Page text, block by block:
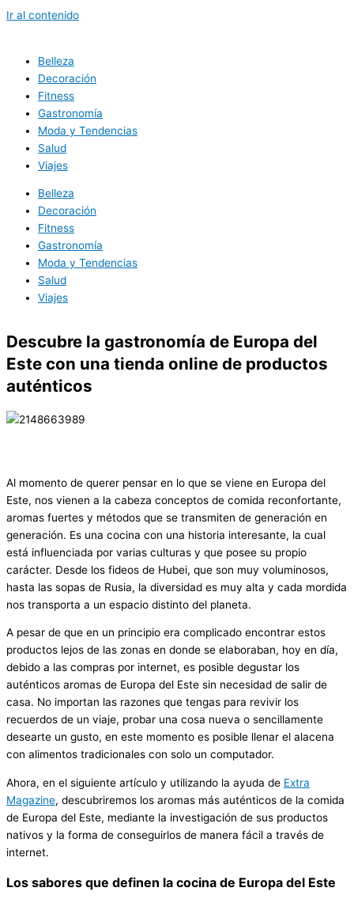
Ir al contenido
Belleza
Decoración
Fitness
Gastronomía
Moda y Tendencias
Salud
Viajes
Belleza
Decoración
Fitness
Gastronomía
Moda y Tendencias
Salud
Viajes
Descubre la gastronomía de Europa del
Este con una tienda online de productos
auténticos
Al momento de querer pensar en lo que se viene en Europa del
Este, nos vienen a la cabeza conceptos de comida reconfortante,
aromas fuertes y métodos que se transmiten de generación en
generación. Es una cocina con una historia interesante, la cual
está influenciada por varias culturas y que posee su propio
carácter. Desde los fideos de Hubei, que son muy voluminosos,
hasta las sopas de Rusia, la diversidad es muy alta y cada mordida
nos transporta a un espacio distinto del planeta.
A pesar de que en un principio era complicado encontrar estos
productos lejos de las zonas en donde se elaboraban, hoy en día,
debido a las compras por internet, es posible degustar los
auténticos aromas de Europa del Este sin necesidad de salir de
casa. No importan las razones que tengas para revivir los
recuerdos de un viaje, probar una cosa nueva o sencillamente
desearte un gusto, en este momento es posible llenar el alacena
con alimentos tradicionales con solo un computador.
Ahora, en el siguiente artículo y utilizando la ayuda de Extra
Magazine, descubriremos los aromas más auténticos de la comida
de Europa del Este, mediante la investigación de sus productos
nativos y la forma de conseguirlos de manera fácil a través de
internet.
Los sabores que definen la cocina de Europa del Este